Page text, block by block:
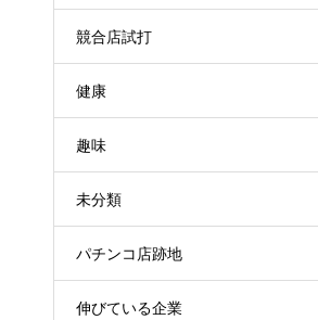
競合店試打
健康
趣味
未分類
パチンコ店跡地
伸びている企業